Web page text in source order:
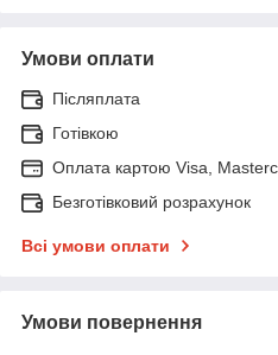
Умови оплати
Післяплата
Готівкою
Оплата картою Visa,
Безготівковий розрахунок
Всі умови оплати
Умови повернення